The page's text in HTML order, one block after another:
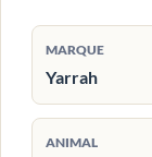
MARQUE
Yarrah
ANIMAL